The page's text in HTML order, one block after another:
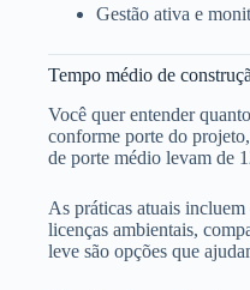
Gestão ativa e
Tempo médio de
Você quer entender
conforme porte do
de porte médio levam de
As práticas atuais
licenças ambientais,
leve são opções que